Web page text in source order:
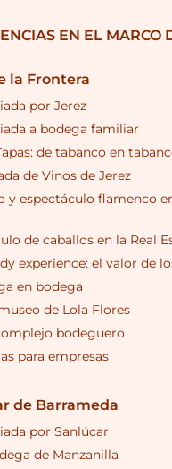
EN EL MARCO
la Frontera
por Jerez
a bodega familiar
de tabanco en
de Vinos de Jerez
y espectáculo flamenco
de caballos en la Real
experience: el valor de
en bodega
de Lola Flores
bodeguero
para empresas
de Barrameda
por Sanlúcar
de Manzanilla